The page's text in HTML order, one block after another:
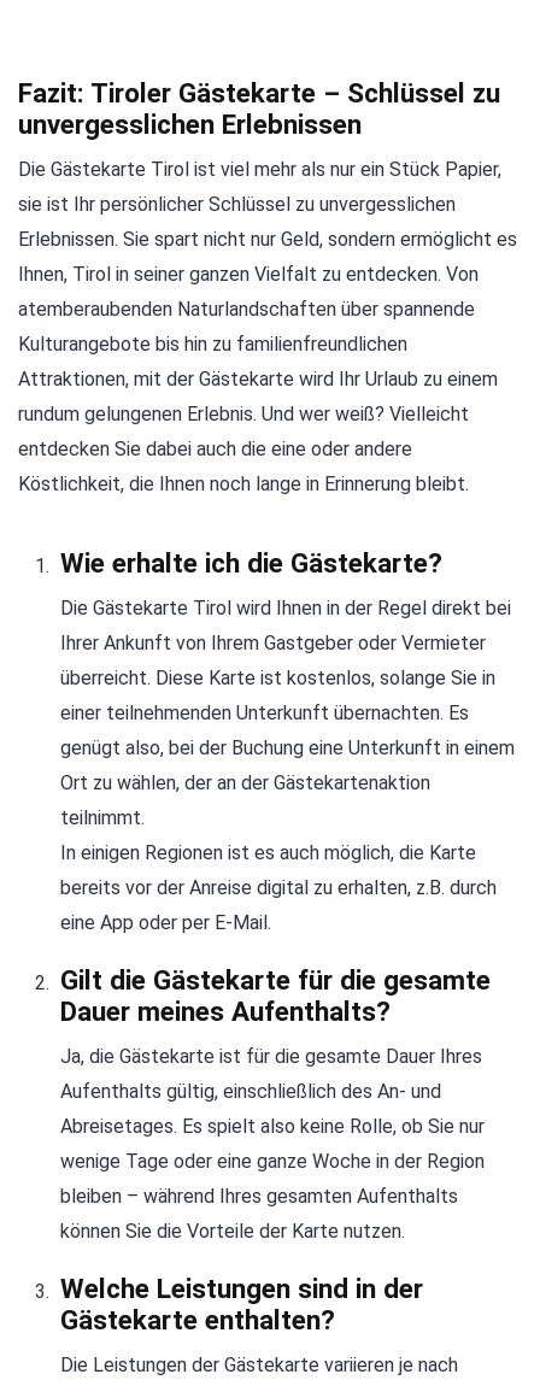
Fazit: Tiroler Gästekarte – Schlüssel zu
unvergesslichen Erlebnissen
Die Gästekarte Tirol ist viel mehr als nur ein Stück Papier,
sie ist Ihr persönlicher Schlüssel zu unvergesslichen
Erlebnissen. Sie spart nicht nur Geld, sondern ermöglicht es
Ihnen, Tirol in seiner ganzen Vielfalt zu entdecken. Von
atemberaubenden Naturlandschaften über spannende
Kulturangebote bis hin zu familienfreundlichen
Attraktionen, mit der Gästekarte wird Ihr Urlaub zu einem
rundum gelungenen Erlebnis. Und wer weiß? Vielleicht
entdecken Sie dabei auch die eine oder andere
Köstlichkeit, die Ihnen noch lange in Erinnerung bleibt.
Wie erhalte ich die Gästekarte?
Die Gästekarte Tirol wird Ihnen in der Regel direkt bei
Ihrer Ankunft von Ihrem Gastgeber oder Vermieter
überreicht. Diese Karte ist kostenlos, solange Sie in
einer teilnehmenden Unterkunft übernachten. Es
genügt also, bei der Buchung eine Unterkunft in einem
Ort zu wählen, der an der Gästekartenaktion
teilnimmt.
In einigen Regionen ist es auch möglich, die Karte
bereits vor der Anreise digital zu erhalten, z.B. durch
eine App oder per E-Mail.
Gilt die Gästekarte für die gesamte
Dauer meines Aufenthalts?
Ja, die Gästekarte ist für die gesamte Dauer Ihres
Aufenthalts gültig, einschließlich des An- und
Abreisetages. Es spielt also keine Rolle, ob Sie nur
wenige Tage oder eine ganze Woche in der Region
bleiben – während Ihres gesamten Aufenthalts
können Sie die Vorteile der Karte nutzen.
Welche Leistungen sind in der
Gästekarte enthalten?
Die Leistungen der Gästekarte variieren je nach